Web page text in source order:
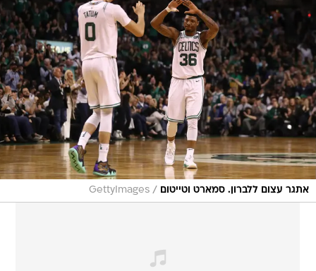
אתגר עצום ללברון. סמארט וטייטום /
GettyImages